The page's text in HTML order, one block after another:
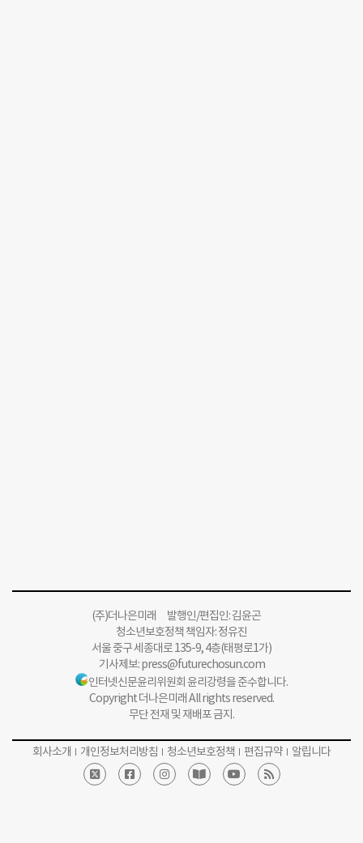
(주)더나은미래 발행인/편집인: 김윤곤
청소년보호정책 책임자: 정유진
서울 중구 세종대로 135-9, 4층(태평로1가)
기사제보:press@futurechosun.com
인터넷신문윤리위원회 윤리강령을 준수합니다.
Copyright 더나은미래 All rights reserved.
무단 전재 및 재배포 금지.
회사소개 개인정보처리방침 청소년보호정책 편집규약 알립니다